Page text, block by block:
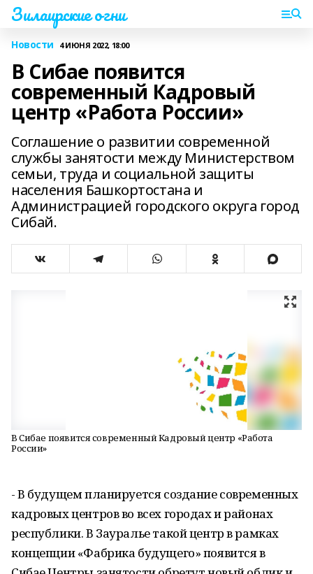
Зилаирские огни
Новости 4 ИЮНЯ 2022, 18:00
В Сибае появится
современный Кадровый
центр «Работа России»
Соглашение о развитии современной
службы занятости между Министерством
семьи, труда и социальной защиты
населения Башкортостана и
Администрацией городского округа город
Сибай.
В Сибае появится современный Кадровый центр «Работа
России»
- В будущем планируется создание современных
кадровых центров во всех городах и районах
республики. В Зауралье такой центр в рамках
концепции «Фабрика будущего» появится в